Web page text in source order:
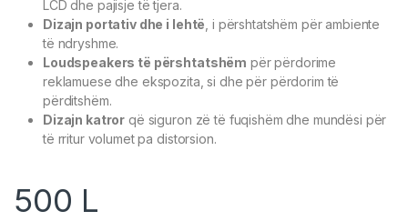
LCD dhe pajisje të tjera.
Dizajn portativ dhe i lehtë , i përshtatshëm për ambiente
të ndryshme.
Loudspeakers të përshtatshëm për përdorime
reklamuese dhe ekspozita, si dhe për përdorim të
përditshëm.
Dizajn katror që siguron zë të fuqishëm dhe mundësi për
të rritur volumet pa distorsion.
500 L